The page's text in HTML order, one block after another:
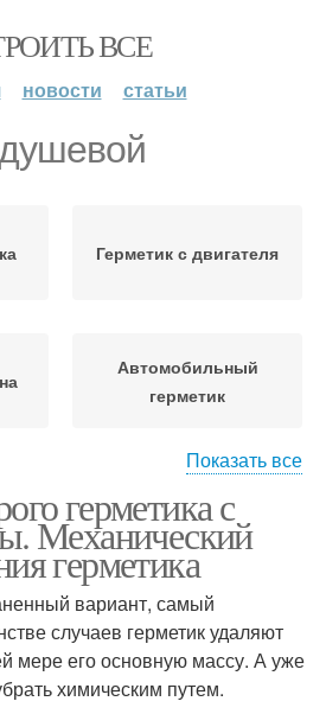
ВСЕ
новости статьи
Герметик с двигателя
Автомобильный
герметик
Герметик с кафеля
Герметик со
столешницы
Показать все
герметика с
Механический
герметика
вариант, самый
случаев герметик удаляют
мере его основную массу. А уже
химическим путем.